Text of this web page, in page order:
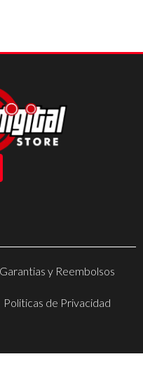
Garantias y Reembolsos
Politicas de Privacidad